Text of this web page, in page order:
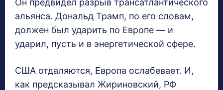
альянса. Дональд Трамп, по его словам,
должен был ударить по Европе — и
ударил, пусть и в энергетической сфере.
США отдаляются, Европа ослабевает. И,
как предсказывал Жириновский, РФ